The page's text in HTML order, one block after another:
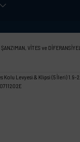
ŞANZIMAN, VİTES ve DİFERANSİYEL